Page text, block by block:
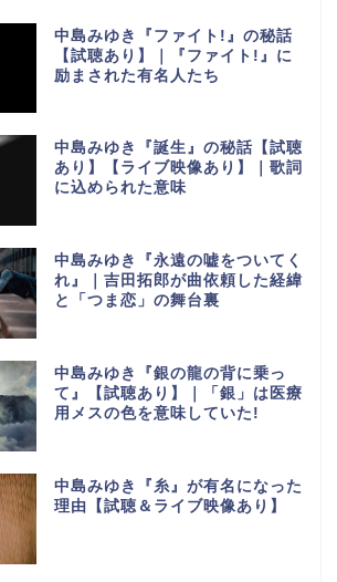
中島みゆき『ファイト!』の秘話
【試聴あり】｜『ファイト!』に
励まされた有名人たち
中島みゆき『誕生』の秘話【試聴
あり】【ライブ映像あり】｜歌詞
に込められた意味
中島みゆき『永遠の嘘をついてく
れ』｜吉田拓郎が曲依頼した経緯
と「つま恋」の舞台裏
中島みゆき『銀の龍の背に乗っ
て』【試聴あり】｜「銀」は医療
用メスの色を意味していた!
中島みゆき『糸』が有名になった
理由【試聴＆ライブ映像あり】